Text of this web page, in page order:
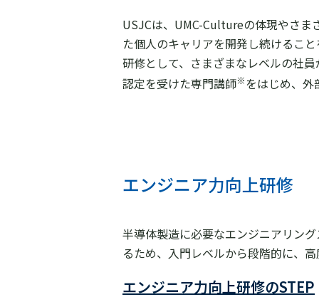
USJCは、UMC-Cultureの体現やさま
た個人のキャリアを開発し続けるこ
研修として、さまざまなレベルの社
認定を受けた専⾨講師※をはじめ、外
エンジニア力向上研修
半導体製造に必要なエンジニアリン
るため、入⾨レベルから段階的に、
エンジニア力向上研修のSTEP